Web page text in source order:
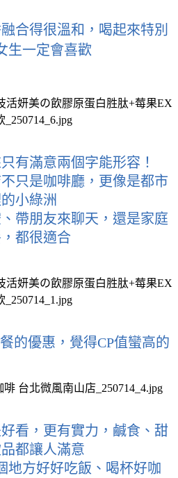
合得很溫和，喝起來特別
生一定會喜歡
有滿意兩個字能形容！
只是咖啡廳，更像是都市
小綠洲
帶朋友來聊天，還是家庭
都很適合
的優惠，覺得CP值蠻高的
看，更有實力，鹹食、甜
都讓人滿意
地方好好吃飯、喝杯好咖